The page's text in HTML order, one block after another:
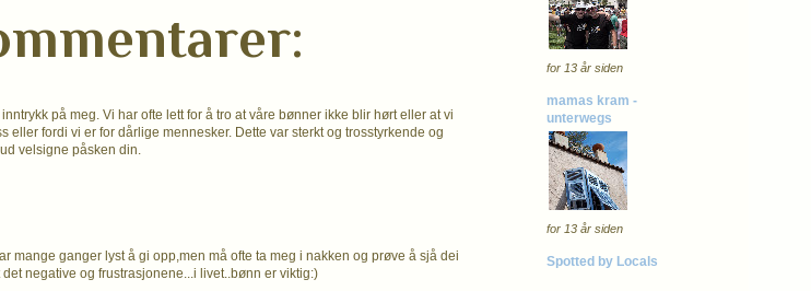
på meg. Vi har ofte lett for å tro at våre bønner ikke blir hørt eller at vi
eller fordi vi er for dårlige mennesker. Dette var sterkt og trosstyrkende og
velsigne påsken din.
mange ganger lyst å gi opp,men må ofte ta meg i nakken og prøve å sjå dei
negative og frustrasjonene...i livet..bønn er viktig:)
for 13 år siden
mamas kram -
unterwegs
for 13 år siden
Spotted by Locals